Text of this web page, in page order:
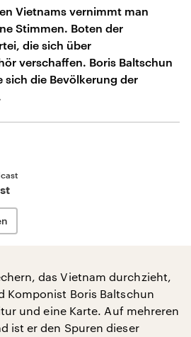
Vietnams vernimmt man
Stimmen. Boten der
die sich über
verschaffen. Boris Baltschun
sich die Bevölkerung der
das Vietnam durchzieht,
Komponist Boris Baltschun
und eine Karte. Auf mehreren
ist er den Spuren dieser